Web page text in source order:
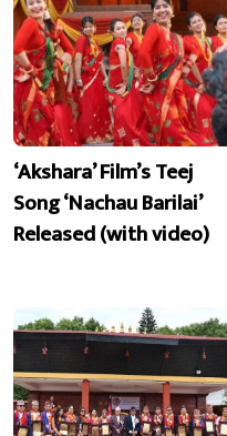
‘Akshara’ Film’s Teej
Song ‘Nachau Barilai’
Released (with video)